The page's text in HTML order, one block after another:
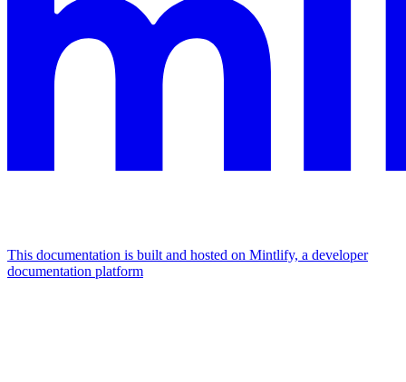
This documentation is built and hosted on Mintlify, a developer
documentation platform